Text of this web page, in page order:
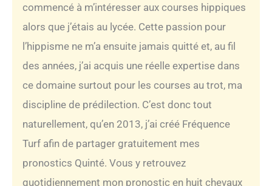
commencé à m’intéresser aux courses hippiques
alors que j’étais au lycée. Cette passion pour
l’hippisme ne m’a ensuite jamais quitté et, au fil
des années, j’ai acquis une réelle expertise dans
ce domaine surtout pour les courses au trot, ma
discipline de prédilection. C’est donc tout
naturellement, qu’en 2013, j’ai créé Fréquence
Turf afin de partager gratuitement mes
pronostics Quinté. Vous y retrouvez
quotidiennement mon pronostic en huit chevaux